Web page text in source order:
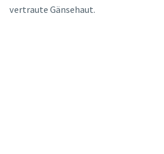
vertraute Gänsehaut.